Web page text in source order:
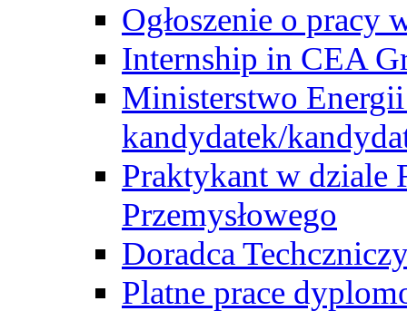
Ogłoszenie o pracy
Internship in CEA
Ministerstwo
kandydatek/
Praktykant w dziale
Przemysłowego
Doradca
Platne prace